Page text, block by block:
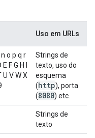
Uso em URLs
o p q r
F G H I
U V W X
Strings de
texto, uso do
esquema
(http), porta
(8080) etc.
Strings de
texto